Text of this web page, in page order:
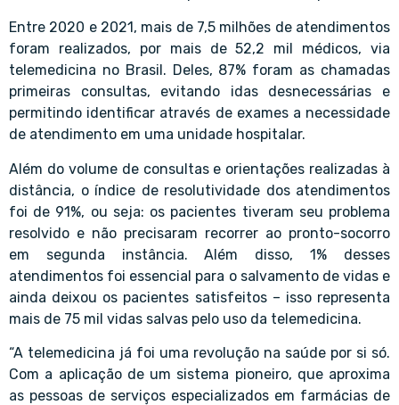
Entre 2020 e 2021, mais de 7,5 milhões de atendimentos
foram realizados, por mais de 52,2 mil médicos, via
telemedicina no Brasil. Deles, 87% foram as chamadas
primeiras consultas, evitando idas desnecessárias e
permitindo identificar através de exames a necessidade
de atendimento em uma unidade hospitalar.
Além do volume de consultas e orientações realizadas à
distância, o índice de resolutividade dos atendimentos
foi de 91%, ou seja: os pacientes tiveram seu problema
resolvido e não precisaram recorrer ao pronto-socorro
em segunda instância. Além disso, 1% desses
atendimentos foi essencial para o salvamento de vidas e
ainda deixou os pacientes satisfeitos – isso representa
mais de 75 mil vidas salvas pelo uso da telemedicina.
“A telemedicina já foi uma revolução na saúde por si só.
Com a aplicação de um sistema pioneiro, que aproxima
as pessoas de serviços especializados em farmácias de